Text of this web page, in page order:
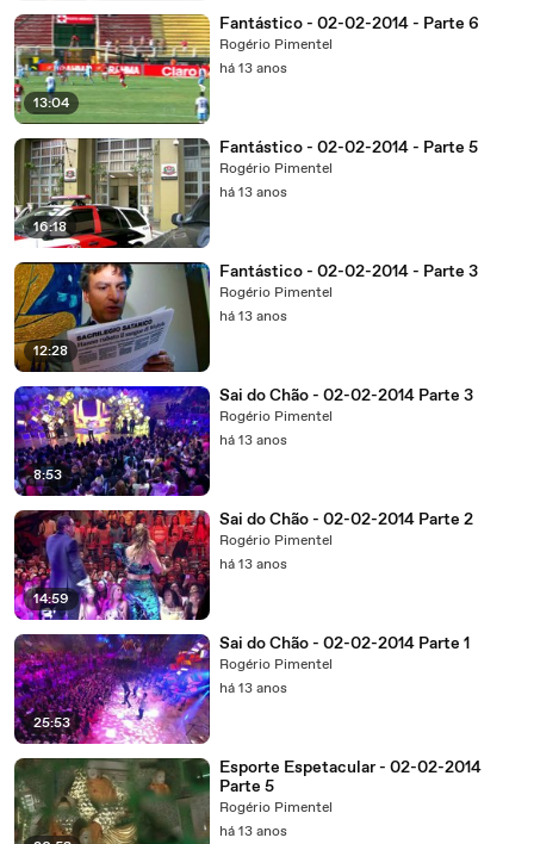
13:04
Fantástico - 02-02-2014 - Parte 6
Rogério Pimentel
há 13 anos
16:18
Fantástico - 02-02-2014 - Parte 5
Rogério Pimentel
há 13 anos
12:28
Fantástico - 02-02-2014 - Parte 3
Rogério Pimentel
há 13 anos
8:53
Sai do Chão - 02-02-2014 Parte 3
Rogério Pimentel
há 13 anos
14:59
Sai do Chão - 02-02-2014 Parte 2
Rogério Pimentel
há 13 anos
25:53
Sai do Chão - 02-02-2014 Parte 1
Rogério Pimentel
há 13 anos
Esporte Espetacular - 02-02-2014
Parte 5
Rogério Pimentel
há 13 anos